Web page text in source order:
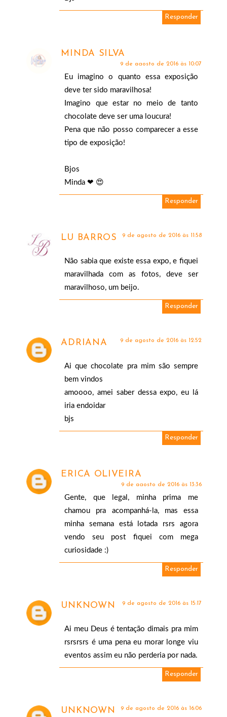
Responder
MINDA SILVA
9 de agosto de 2016 às 10:07
Eu imagino o quanto essa exposição
deve ter sido maravilhosa!
Imagino que estar no meio de tanto
chocolate deve ser uma loucura!
Pena que não posso comparecer a esse
tipo de exposição!
Bjos
Minda ❤ 😍
Responder
LU BARROS 9 de agosto de 2016 às 11:58
Não sabia que existe essa expo, e fiquei
maravilhada com as fotos, deve ser
maravilhoso, um beijo.
Responder
ADRIANA 9 de agosto de 2016 às 12:52
Ai que chocolate pra mim são sempre
bem vindos
amoooo, amei saber dessa expo, eu lá
iria endoidar
bjs
Responder
ERICA OLIVEIRA
9 de agosto de 2016 às 13:36
Gente, que legal, minha prima me
chamou pra acompanhá-la, mas essa
minha semana está lotada rsrs agora
vendo seu post fiquei com mega
curiosidade :)
Responder
UNKNOWN 9 de agosto de 2016 às 15:17
Ai meu Deus é tentação dimais pra mim
rsrsrsrs é uma pena eu morar longe viu
eventos assim eu não perderia por nada.
Responder
UNKNOWN 9 de agosto de 2016 às 16:06